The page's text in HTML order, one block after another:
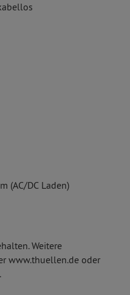
(AC/DC Laden)
Weitere
www.thuellen.de oder